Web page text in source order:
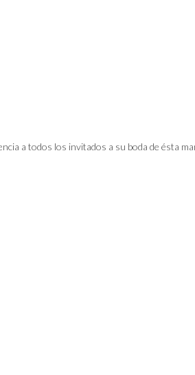
a todos los invitados a su boda de ésta